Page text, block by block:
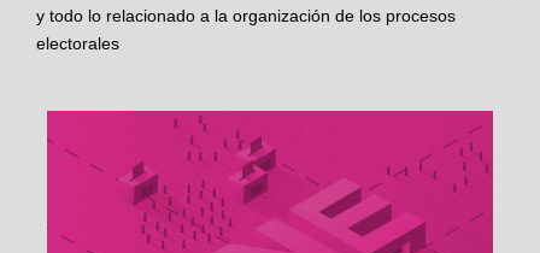
y todo lo relacionado a la organización de los procesos
electorales